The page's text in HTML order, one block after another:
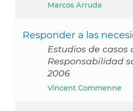
Marcos Arruda
Responder a las
Estudios de casos
Responsabilidad
2006
Vincent Commenne